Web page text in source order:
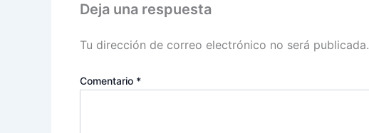
Deja una respuesta
Tu dirección de correo electrónico no será publicada.
Comentario *